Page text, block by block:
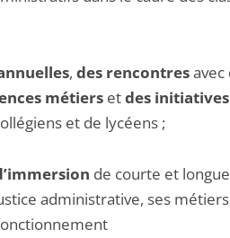
, des rencontresavec
métiers etdes
et de lycéens ;
de courte et
administrative, ses